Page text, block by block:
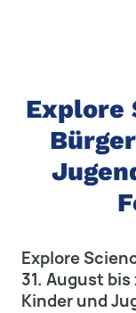
Explore
Explore
31. August
Kinder und